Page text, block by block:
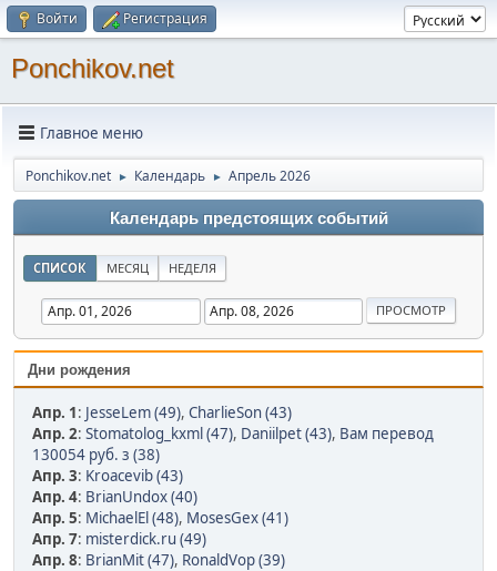
Войти Регистрация
Ponchikov.net
Главное меню
Ponchikov.net ► Календарь ► Апрель 2026
Календарь предстоящих событий
СПИСОК МЕСЯЦ НЕДЕЛЯ
Дни рождения
Апр. 1: JesseLem (49), CharlieSon (43)
Апр. 2: Stomatolog_kxml (47), Daniilpet (43), Вам перевод
130054 руб. з (38)
Апр. 3: Kroacevib (43)
Апр. 4: BrianUndox (40)
Апр. 5: MichaelEl (48), MosesGex (41)
Апр. 7: misterdick.ru (49)
Апр. 8: BrianMit (47), RonaldVop (39)